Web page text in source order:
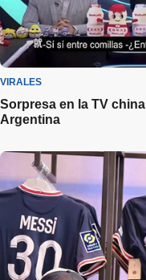
VIRALES
Sorpresa en la TV
Argentina